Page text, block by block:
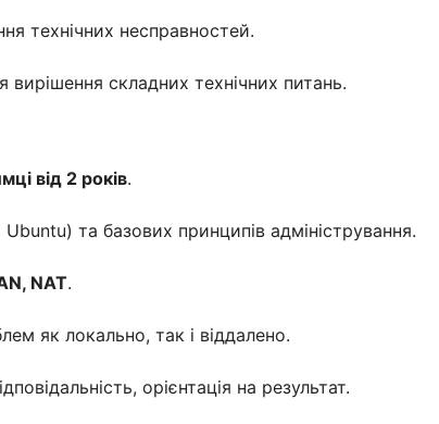
технічних несправностей.
вирішення складних технічних питань.
від 2 років.
та базових принципів адміністрування.
NAT.
як локально, так і віддалено.
орієнтація на результат.